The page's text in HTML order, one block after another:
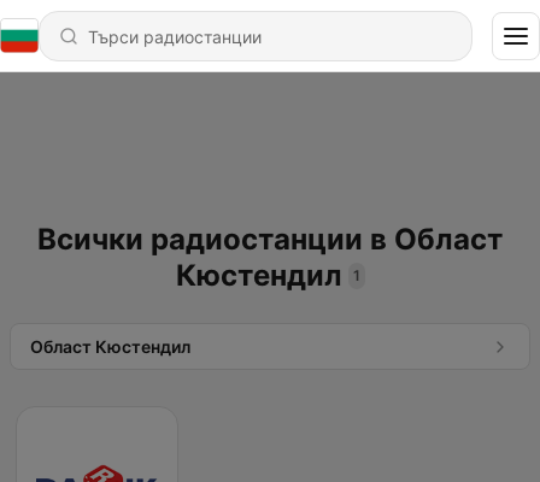
Всички радиостанции в Област
Кюстендил
1
Област Кюстендил